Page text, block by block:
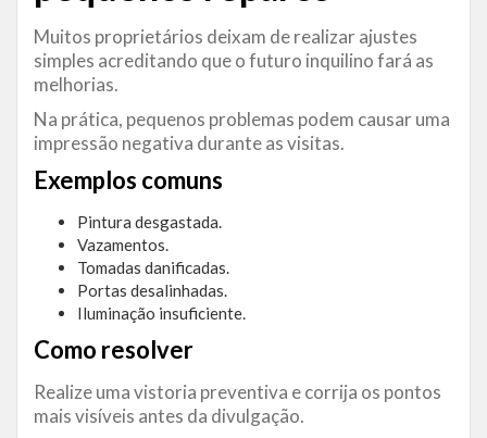
Muitos proprietários deixam de realizar ajustes
simples acreditando que o futuro inquilino fará as
melhorias.
Na prática, pequenos problemas podem causar uma
impressão negativa durante as visitas.
Exemplos comuns
Pintura desgastada.
Vazamentos.
Tomadas danificadas.
Portas desalinhadas.
Iluminação insuficiente.
Como resolver
Realize uma vistoria preventiva e corrija os pontos
mais visíveis antes da divulgação.